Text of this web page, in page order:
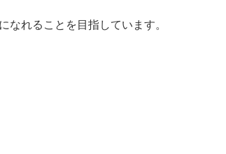
なれることを目指しています。